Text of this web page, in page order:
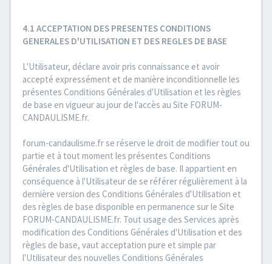
4.1 ACCEPTATION DES PRESENTES CONDITIONS
GENERALES D'UTILISATION ET DES REGLES DE BASE
L'Utilisateur, déclare avoir pris connaissance et avoir
accepté expressément et de manière inconditionnelle les
présentes Conditions Générales d'Utilisation et les règles
de base en vigueur au jour de l'accès au Site FORUM-
CANDAULISME.fr.
forum-candaulisme.fr se réserve le droit de modifier tout ou
partie et à tout moment les présentes Conditions
Générales d'Utilisation et règles de base. Il appartient en
conséquence à l'Utilisateur de se référer régulièrement à la
dernière version des Conditions Générales d'Utilisation et
des règles de base disponible en permanence sur le Site
FORUM-CANDAULISME.fr. Tout usage des Services après
modification des Conditions Générales d'Utilisation et des
règles de base, vaut acceptation pure et simple par
l'Utilisateur des nouvelles Conditions Générales